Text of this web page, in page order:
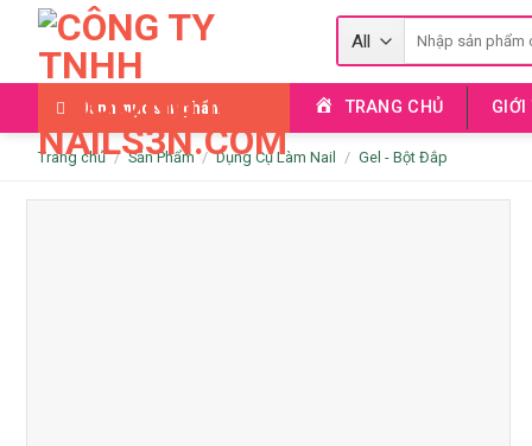
content
Tìm
Danh mục sản phẩm TRANG CHỦ GIỚI
Trang chủ / Sản Phẩm / Dụng Cụ Làm Nail / Gel - Bột Đắp